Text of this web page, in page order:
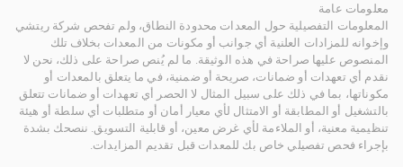
معلومات عامة
المعلومات التفصيلية حول المعدات محدودة النطاق، ولم تفحص شركة ريتشي
وإخوانه للمزادات العلنية أي جوانب أو مكونات من المعدات بخلاف تلك
المنصوص عليها صراحة في هذه الوثيقة. ما لم يُنص صراحة على ذلك، نحن لا
نقدم أي تعهدات أو ضمانات، صريحة أو ضمنية، في ما يتعلق بالمعدات أو
مكوناتها، بما في ذلك على سبيل المثال لا الحصر أي تعهدات أو ضمانات تتعلق
بالتشغيل أو المطابقة أو الامتثال لأي معيار أمان أو متطلبات أي سلطة أو هيئة
تنظيمية معنية، أو الملاءمة لأي غرض معين، أو قابلية التسويق. ننصحك بشدة
بإجراء فحص تفصيلي خاص بك للمعدات قبل تقديم المزايدات.